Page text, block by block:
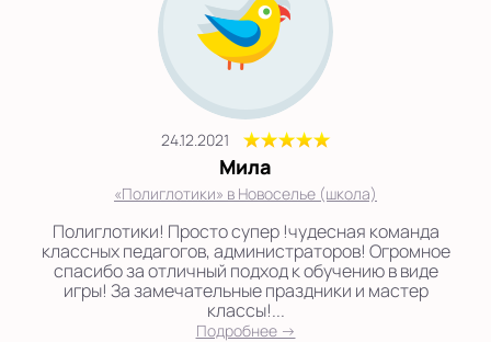
24.12.2021
Мила
«Полиглотики» в Новоселье (школа)
Полиглотики! Просто супер !чудесная команда
классных педагогов, администраторов! Огромное
спасибо за отличный подход к обучению в виде
игры! За замечательные праздники и мастер
классы!...
Подробнее →